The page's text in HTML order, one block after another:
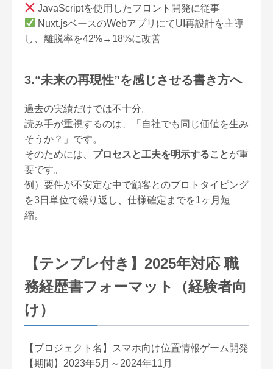
JavaScriptを使用したフロント開発に従事
Nuxt.jsベースのWebアプリにてUI再設計を主導
し、離脱率を42%→18%に改善
3.“未来の再現性”を感じさせる書き方へ
過去の実績だけでは不十分。
読み手が重視するのは、「自社でも同じ価値を生み
そうか？」です。
そのためには、 プロセスと工夫を明示することが重
要です。
例）要件が不安定な中で顧客とのプロトタイピング
を3日単位で繰り返し、仕様確定までを1ヶ月短
縮。
【テンプレ付き】2025年対応 職
務経歴書フォーマット（経験者向
け）
【プロジェクト名】スマホ向け位置情報ゲーム開発
【期間】2023年5月～2024年11月